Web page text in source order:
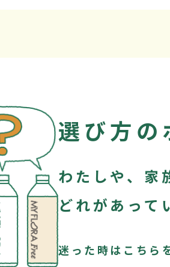
選び方の
わたしや、家
どれがあって
迷った時はこちら